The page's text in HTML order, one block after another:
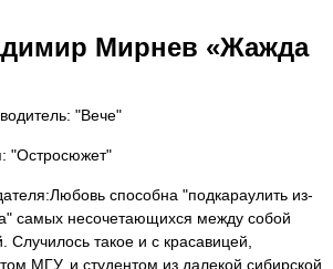
Мирнев «Жажда
"Вече"
"Остросюжет"
способна "подкараулить из-
самых несочетающихся между собой
Случилось такое и с красавицей,
МГУ, и студентом из далекой сибирской